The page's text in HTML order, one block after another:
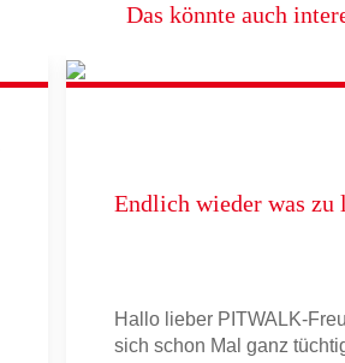
Das könnte auch
Endlich wieder was zu
Hallo lieber PITWALK-
sich schon Mal ganz